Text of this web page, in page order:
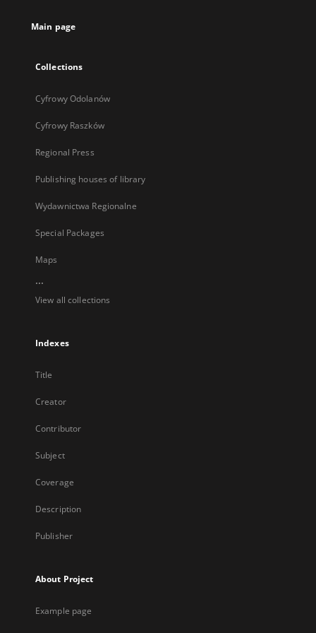
Main page
Collections
Cyfrowy Odolanów
Cyfrowy Raszków
Regional Press
Publishing houses of library
Wydawnictwa Regionalne
Special Packages
Maps
...
View all collections
Indexes
Title
Creator
Contributor
Subject
Coverage
Description
Publisher
About Project
Example page